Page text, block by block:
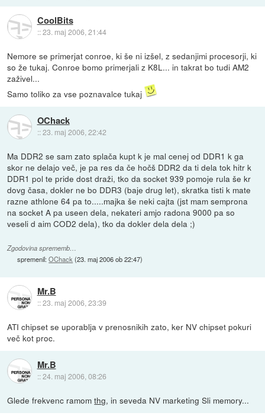
CoolBits
::23. maj 2006, 21:44
Nemore se primerjat conroe, ki še ni izšel, z sedanjimi procesorji, ki
so že tukaj. Conroe bomo primerjali z K8L... in takrat bo tudi AM2
zaživel...
Samo toliko za vse poznavalce tukaj
OChack
::23. maj 2006, 22:42
Ma DDR2 se sam zato splača kupt k je mal cenej od DDR1 k ga
skor ne delajo več, je pa res da če hočš DDR2 da ti dela tok hitr k
DDR1 pol te pride dost draži, tko da socket 939 pomoje rula še kr
dovg časa, dokler ne bo DDR3 (baje drug let), skratka tisti k mate
razne athlone 64 pa to.....majka še neki cajta (jst mam semprona
na socket A pa useen dela, nekateri amjo radona 9000 pa so
veseli d aim COD2 dela), tko da dokler dela dela ;)
Zgodovina sprememb…
spremenil:OChack (23. maj 2006 ob 22:47)
Mr.B
::23. maj 2006, 23:39
ATI chipset se uporablja v prenosnikih zato, ker NV chipset pokuri
več kot proc.
Mr.B
::24. maj 2006, 08:26
Glede frekvenc ramomthg, in seveda NV marketing Sli memory...